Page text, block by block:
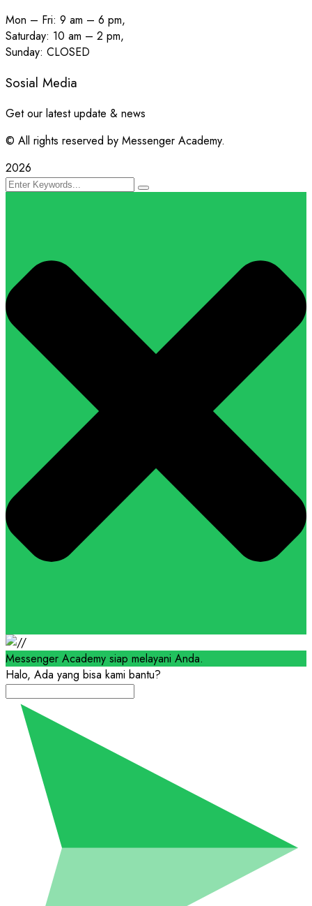
Mon – Fri: 9 am – 6 pm,
Saturday: 10 am – 2 pm,
Sunday: CLOSED
Sosial Media
Get our latest update & news
© All rights reserved by Messenger Academy.
2026
Messenger Academy siap melayani Anda.
Halo, Ada yang bisa kami bantu?